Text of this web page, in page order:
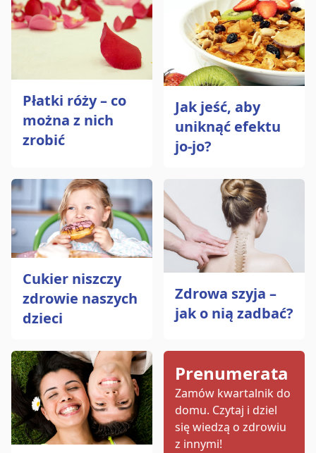
Płatki róży – co
można z nich
zrobić
Jak jeść, aby
uniknąć efektu
jo-jo?
Cukier niszczy
zdrowie naszych
dzieci
Zdrowa szyja –
jak o nią zadbać?
Prenumerata
Zamów kwartalnik do
domu. Czytaj i dziel
się wiedzą o zdrowiu
z innymi!